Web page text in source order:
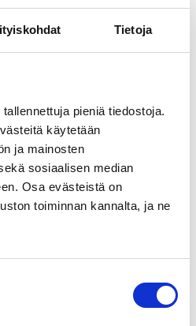
Tietoja
pieniä tiedostoja.
käytetään
ja mainosten
sosiaalisen median
Osa evästeistä on
toiminnan kannalta, ja ne
Rajakylä Sulkiskoulu
Registration finished